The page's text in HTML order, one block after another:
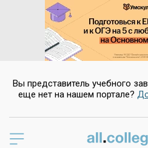
Вы представитель учебного
еще нет на нашем портале?